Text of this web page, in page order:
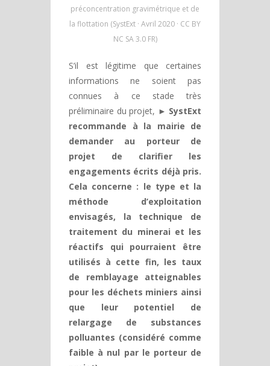
préconcentration gravimétrique et de
la flottation (SystExt · Avril 2020 · CC BY
NC SA 3.0 FR)
S’il est légitime que certaines
informations ne soient pas
connues à ce stade très
préliminaire du projet, ► SystExt
recommande à la mairie de
demander au porteur de
projet de clarifier les
engagements écrits déjà pris.
Cela concerne : le type et la
méthode d’exploitation
envisagés, la technique de
traitement du minerai et les
réactifs qui pourraient être
utilisés à cette fin, les taux
de remblayage atteignables
pour les déchets miniers ainsi
que leur potentiel de
relargage de substances
polluantes (considéré comme
faible à nul par le porteur de